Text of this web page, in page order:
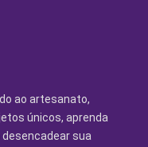
ao artesanato,
únicos, aprenda
sua